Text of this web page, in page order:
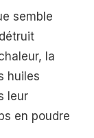
semble
la
huiles
leur
en poudre